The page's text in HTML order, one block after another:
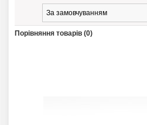
Порівняння товарів (0)